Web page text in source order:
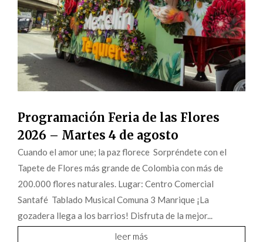
Programación Feria de las Flores
2026 – Martes 4 de agosto
Cuando el amor une; la paz florece Sorpréndete con el
Tapete de Flores más grande de Colombia con más de
200.000 flores naturales. Lugar: Centro Comercial
Santafé Tablado Musical Comuna 3 Manrique ¡La
gozadera llega a los barrios! Disfruta de la mejor...
leer más